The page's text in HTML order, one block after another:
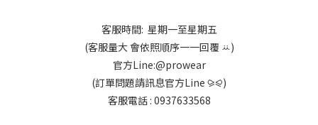
客服時間: 星期一至星期五
(客服量大 會依照順序一一回覆 ꕁ)
官方Line:@prowear
(訂單問題請訊息官方Line ⪩⪨)
客服電話 : 0937633568